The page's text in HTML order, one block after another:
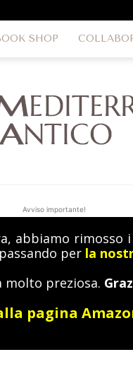
SHOP
Avviso importante!
abbiamo
per la
molto preziosa.
pagina